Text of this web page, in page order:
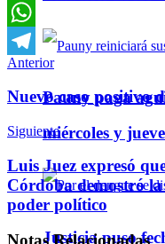
Pauny paga
miércoles y
Justicia puso
Email
WhatsApp
Telegram
Anterior
Nuevo caso positivo
Siguiente
Luis Juez expresó
Córdoba demostró
poder político